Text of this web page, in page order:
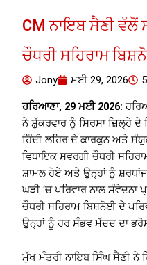
CM ਨਾਇਬ ਸੈਣੀ ਵੱਲੋਂ
ਚੌਧਰੀ ਸਹਿਰਾਮ
Jony ਮਈ 29, 2026
ਹਰਿਆਣਾ, 29 ਮਈ 2026:
ਨੇ ਸ਼ੁੱਕਰਵਾਰ ਨੂੰ ਸਿਰਸਾ ਜ਼ਿਲ੍ਹੇ ਦੇ
ਹਿੰਦੀ ਲਹਿਰ ਦੇ ਕਾਰਕੁਨ ਅਤੇ
ਵਿਧਾਇਕ ਸਵਰਗੀ ਚੌਧਰੀ
ਸ਼ਾਮਲ ਹੋਏ ਅਤੇ ਉਨ੍ਹਾਂ ਨੂੰ
ਘੜੀ ‘ਚ ਪਰਿਵਾਰ ਨਾਲ
ਚੌਧਰੀ ਸਹਿਰਾਮ ਬਿਸ਼ਨੋਈ ਦੇ
ਉਨ੍ਹਾਂ ਨੂੰ ਹਰ ਸੰਭਵ ਮੱਦਦ ਦਾ
ਮੁੱਖ ਮੰਤਰੀ ਨਾਇਬ ਸਿੰਘ ਸੈਣੀ ਨੇ